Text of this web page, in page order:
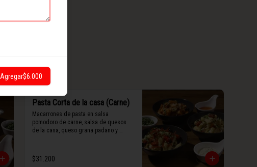
Pasta Corta de la casa (Carne)
Macarrones de pasta en salsa
pomodoro de carne, salsa de quesos
de la casa, queso grana padano y
$31.200
Agregar$6.000